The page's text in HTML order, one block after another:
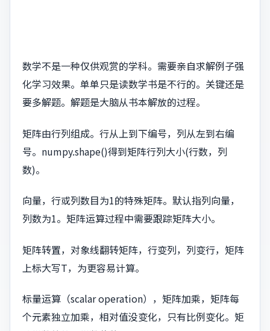
数学不是一种仅供观赏的学科。需要亲自求解例子强
化学习效果。单单只是读数学书是不行的。关键还是
要多解题。解题是大脑从书本解放的过程。
矩阵由行列组成。行从上到下编号，列从左到右编
号。numpy.shape()得到矩阵行列大小(行数，列
数)。
向量，行或列数目为1的特殊矩阵。默认指列向量，
列数为1。矩阵运算过程中需要跟踪矩阵大小。
矩阵转置，对象线翻转矩阵，行变列，列变行，矩阵
上标大写T，为更容易计算。
标量运算（scalar operation），矩阵加乘，矩阵每
个元素独立加乘，相对值没变化，只有比例变化。矩